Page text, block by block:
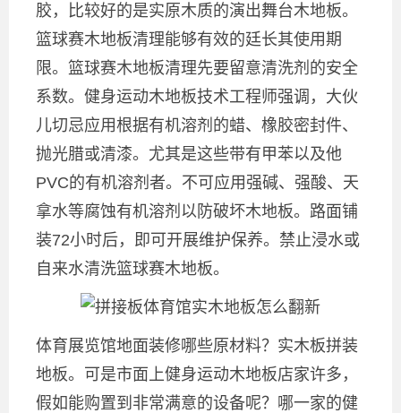
胶，比较好的是实原木质的演出舞台木地板。
篮球赛木地板清理能够有效的廷长其使用期
限。篮球赛木地板清理先要留意清洗剂的安全
系数。健身运动木地板技术工程师强调，大伙
儿切忌应用根据有机溶剂的蜡、橡胶密封件、
抛光腊或清漆。尤其是这些带有甲苯以及他
PVC的有机溶剂者。不可应用强碱、强酸、天
拿水等腐蚀有机溶剂以防破坏木地板。路面铺
装72小时后，即可开展维护保养。禁止浸水或
自来水清洗篮球赛木地板。
体育展览馆地面装修哪些原材料？实木板拼装
地板。可是市面上健身运动木地板店家许多，
假如能购置到非常满意的设备呢？哪一家的健